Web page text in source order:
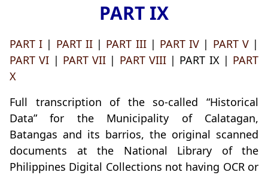
PART IX
PART I | PART II| PART III| PART IV | PART V|
PART VI | PART VII | PART VIII| PART IX | PART
X
Full transcription of the so-called “Historical
Data” for the Municipality of Calatagan,
Batangas and its barrios, the original scanned
documents at the National Library of the
Philippines Digital Collections not having OCR or